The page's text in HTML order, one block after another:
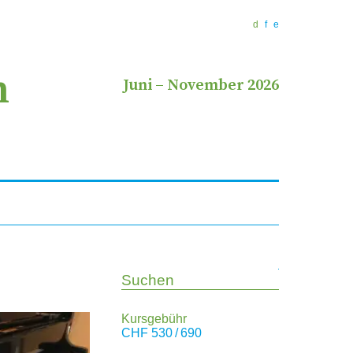
d f e
Juni– November 2026
Suchen
Kursgebühr
CHF 530 / 690